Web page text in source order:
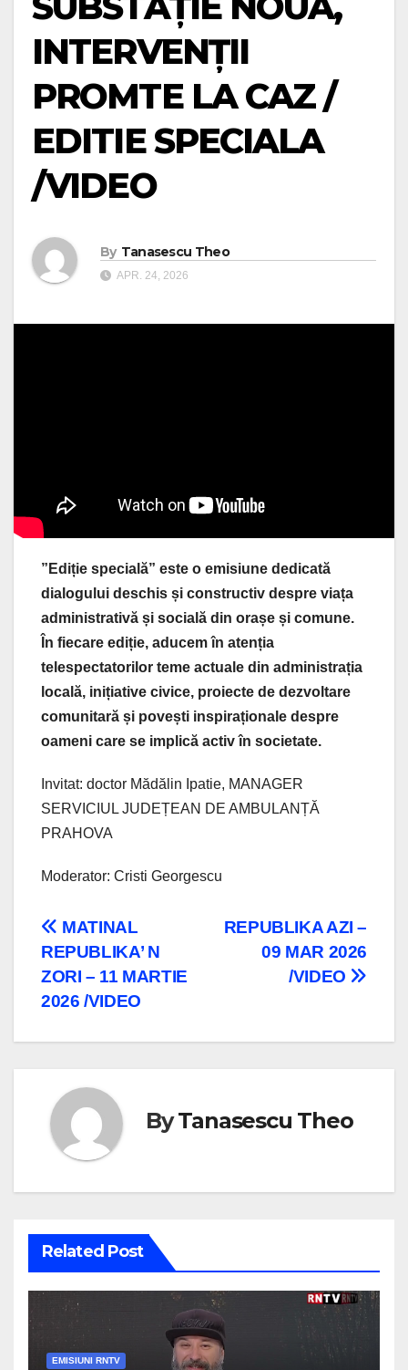
INTERVENȚII
PROMTE LA CAZ /
EDITIE SPECIALA
/VIDEO
By Tanasescu Theo
APR. 24, 2026
”Ediție specială” este o emisiune dedicată
dialogului deschis și constructiv despre viața
administrativă și socială din orașe și comune.
În fiecare ediție, aducem în atenția
telespectatorilor teme actuale din administrația
locală, inițiative civice, proiecte de dezvoltare
comunitară și povești inspiraționale despre
oameni care se implică activ în societate.
Invitat: doctor Mădălin Ipatie, MANAGER
SERVICIUL JUDEȚEAN DE AMBULANȚĂ
PRAHOVA
Moderator: Cristi Georgescu
Navigare
în
articole
REPUBLIKA AZI –
09 MAR 2026
/VIDEO
MATINAL
REPUBLIKA’ N
ZORI – 11 MARTIE
2026 /VIDEO
ByTanasescu Theo
Related Post
EMISIUNI RNTV